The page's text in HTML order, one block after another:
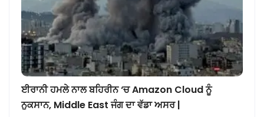
ਈਰਾਨੀ ਹਮਲੇ ਨਾਲ ਬਹਿਰੀਨ ‘ਚ Amazon Cloud ਨੂੰ
ਨੁਕਸਾਨ, Middle East ਜੰਗ ਦਾ ਵੱਡਾ ਅਸਰ |